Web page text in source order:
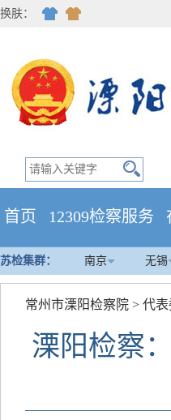
换肤：
首页 12309检察服务
苏检集群： 南京 无锡
常州市溧阳检察院 > 代
溧阳检察